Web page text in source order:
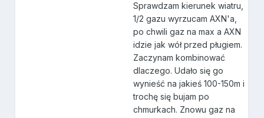
Sprawdzam kierunek wiatru,
1/2 gazu wyrzucam AXN'a,
po chwili gaz na max a AXN
idzie jak wół przed pługiem.
Zaczynam kombinować
dlaczego. Udało się go
wynieść na jakieś 100-150m i
trochę się bujam po
chmurkach. Znowu gaz na